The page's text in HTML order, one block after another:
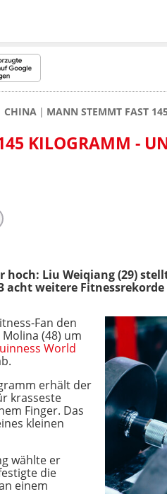
CHINA MANN STEMMT FAST
KILOGRAMM -
hoch: Liu Weiqiang (29)
acht weitere
Fan den
(48) um
World
erhält der
krasseste
Finger. Das
kleinen
wählte er
die
einem